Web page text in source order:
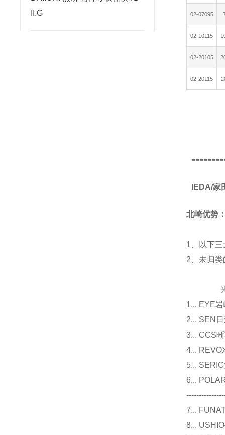
II.G
02-07095
02-10115
02-20105
02-20115
IEDA/
北崎优势
1、以下
2、未归
光源
1... EYE
2... SEN
3... CCS
4...
5...
6...
7...
8...